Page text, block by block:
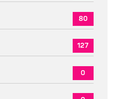
80
127
0